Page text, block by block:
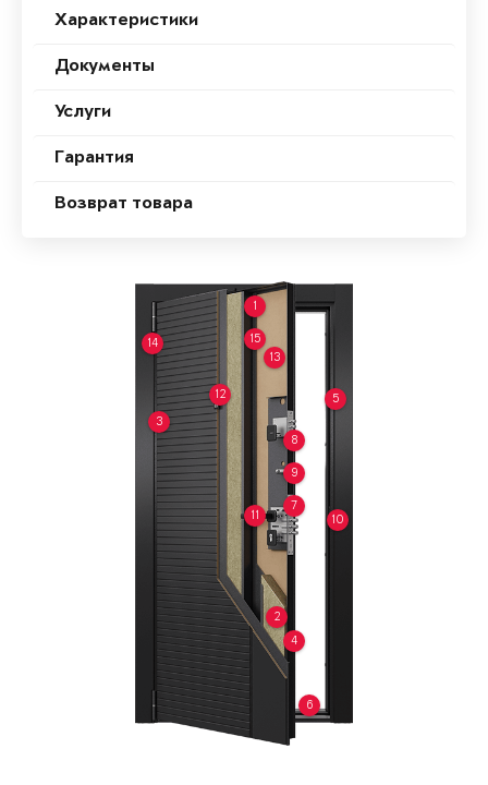
Характеристики
Документы
Услуги
Гарантия
Возврат товара
1
2
3
4
5
6
7
8
9
10
11
12
13
14 15